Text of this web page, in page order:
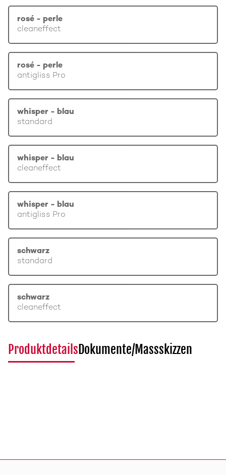
rosé - perle
cleaneffect
rosé - perle
antigliss Pro
whisper - blau
standard
whisper - blau
cleaneffect
whisper - blau
antigliss Pro
schwarz
standard
schwarz
cleaneffect
ProduktdetailsDokumente/Massskizzen